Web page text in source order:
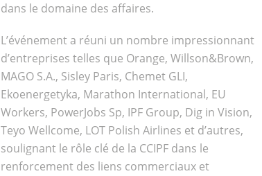
dans le domaine des affaires.
L’événement a réuni un nombre impressionnant
d’entreprises telles que Orange, Willson&Brown,
MAGO S.A., Sisley Paris, Chemet GLI,
Ekoenergetyka, Marathon International, EU
Workers, PowerJobs Sp, IPF Group, Dig in Vision,
Teyo Wellcome, LOT Polish Airlines et d’autres,
soulignant le rôle clé de la CCIPF dans le
renforcement des liens commerciaux et